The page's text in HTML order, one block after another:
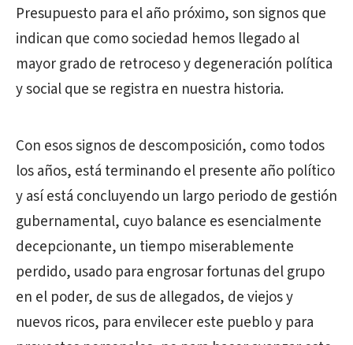
Presupuesto para el año próximo, son signos que
indican que como sociedad hemos llegado al
mayor grado de retroceso y degeneración política
y social que se registra en nuestra historia.
Con esos signos de descomposición, como todos
los años, está terminando el presente año político
y así está concluyendo un largo periodo de gestión
gubernamental, cuyo balance es esencialmente
decepcionante, un tiempo miserablemente
perdido, usado para engrosar fortunas del grupo
en el poder, de sus de allegados, de viejos y
nuevos ricos, para envilecer este pueblo y para